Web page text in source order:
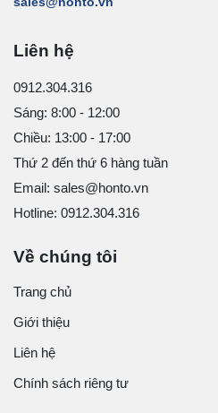
Liên hệ
0912.304.316
Sáng: 8:00 - 12:00
Chiều: 13:00 - 17:00
Thứ 2 đến thứ 6 hàng tuần
Email: sales@honto.vn
Hotline: 0912.304.316
Về chúng tôi
Trang chủ
Giới thiệu
Liên hệ
Chính sách riêng tư